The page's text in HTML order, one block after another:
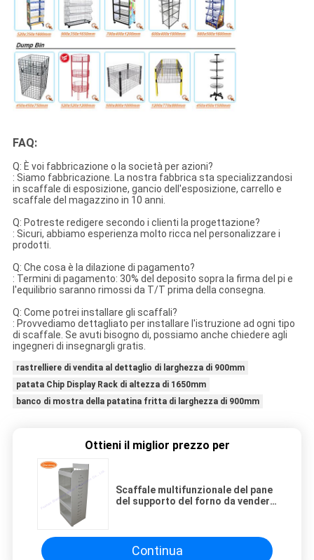
FAQ:
Q: È voi fabbricazione o la società per azioni?
: Siamo fabbricazione. La nostra fabbrica sta specializzandosi
in scaffale di esposizione, gancio dell'esposizione, carrello e
scaffale del magazzino in 10 anni.
Q: Potreste redigere secondo i clienti la progettazione?
: Sicuri, abbiamo esperienza molto ricca nel personalizzare i
prodotti.
Q: Che cosa è la dilazione di pagamento?
: Termini di pagamento: 30% del deposito sopra la firma del pi e
l'equilibrio saranno rimossi da T/T prima della consegna.
Q: Come potrei installare gli scaffali?
: Provvediamo dettagliato per installare l'istruzione ad ogni tipo
di scaffale. Se avuti bisogno di, possiamo anche chiedere agli
ingegneri di insegnargli gratis.
rastrelliere di vendita al dettaglio di larghezza di 900mm
patata Chip Display Rack di altezza di 1650mm
banco di mostra della patatina fritta di larghezza di 900mm
Ottieni il miglior prezzo per
Scaffale multifunzionale del pane
del supporto del forno da vendere
Continua